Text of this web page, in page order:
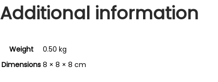
Additional information
Weight
0.50 kg
Dimensions 8 × 8 × 8 cm